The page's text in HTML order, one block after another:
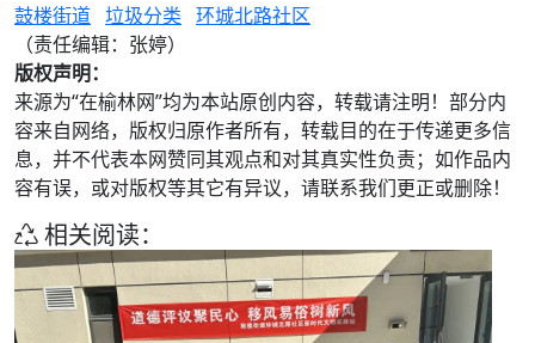
鼓楼街道 垃圾分类 环城北路社区
（责任编辑：张婷）
版权声明：
来源为“在榆林网”均为本站原创内容，转载请注明！部分内
容来自网络，版权归原作者所有，转载目的在于传递更多信
息，并不代表本网赞同其观点和对其真实性负责；如作品内
容有误，或对版权等其它有异议，请联系我们更正或删除！
相关阅读：